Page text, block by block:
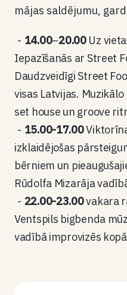
mājas saldējumu,
14.00–20.00Uz
Iepazīšanās ar Street
Daudzveidīgi Street
visas Latvijas.
set house un groove
15.00-17.00
izklaidējošas
bērniem un
Rūdolfa Mizarāja
22.00-23.00vakara
Ventspils bigbenda
vadībā improvizēs